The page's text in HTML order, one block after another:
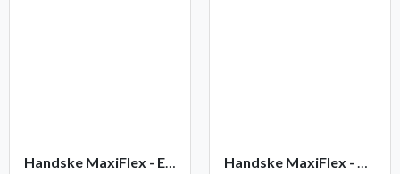
Handske MaxiFlex - Elite
Handske MaxiFlex - Cut